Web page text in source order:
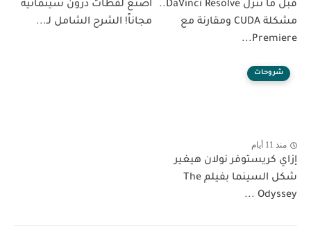
قبل ما تنزل DaVinci Resolve..
مشكلة CUDA ومقارنة مع
Premiere...
اصنع لقطات درون سينمائية
مجاناً! الشرح الشامل لـ...
شروحات
منذ 11 أيام
إزاي كريستوفر نولان هيغير
شكل السينما بفيلم The
Odyssey ...